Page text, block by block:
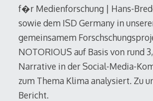
f�r Medienforschung | Hans-
sowie dem ISD Germany in
gemeinsamem
NOTORIOUS auf Basis von rund
Narrative in der Social-Media-
zum Thema Klima analysiert. Zu
Bericht.